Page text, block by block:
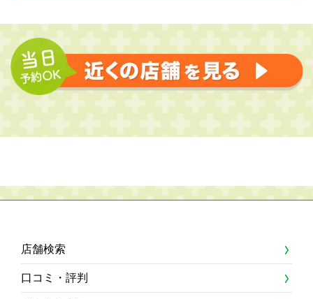
店舗検索
口コミ・評判